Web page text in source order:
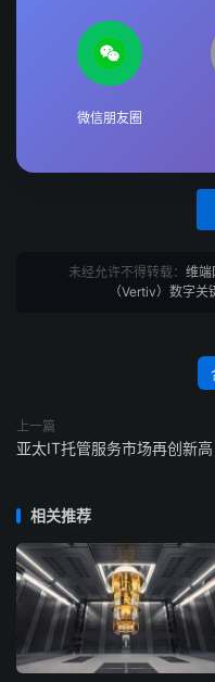
微信朋友圈
未经允许不得转载： 维端
（Vertiv）数字
上一篇
亚太IT托管服务市场再创新高
相关推荐